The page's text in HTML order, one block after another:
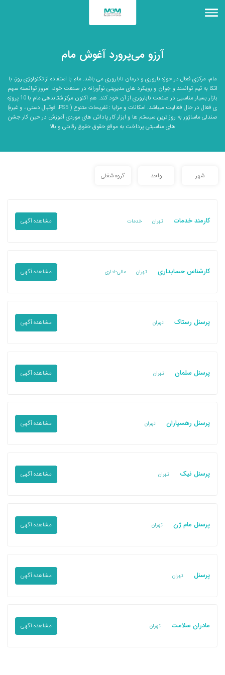
آرزو می‌پرورد آغوش مام
مام، مرکزی فعال در حوزه باروری و درمان ناباروری می باشد. مام با استفاده از تکنولوژی روز، با
اتکا به تیم توانمند و جوان و رویکرد های مدیریتی نوآورانه در صنعت خود، امروز توانسته سهم
بازار بسیار مناسبی در صنعت ناباروری از آن خود کند. هم اکنون مرکز شتابدهی مام با 10 پروژه
ی فعال در حال فعالیت میباشد. امکانات و مزایا : تفریحات متنوع ( PS5، فوتبال دستی ، و غیره)
صندلی ماساژور به روز ترین سیستم ها و ابزار کار پاداش های موردی آموزش در حین کار جشن
های مناسبتی پرداخت به موقع حقوق حقوق رقابتی و بالا
شهر واحد گروه شغلی
کارمند خدمات تهران خدمات مشاهده آگهی
کارشناس حسابداری تهران مالی-اداری مشاهده آگهی
پرسنل رستاک تهران مشاهده آگهی
پرسنل سلمان تهران مشاهده آگهی
پرسنل رهسپاران تهران مشاهده آگهی
پرسنل نیک تهران مشاهده آگهی
پرسنل مام ژن تهران مشاهده آگهی
پرسنل تهران مشاهده آگهی
مادران سلامت تهران مشاهده آگهی